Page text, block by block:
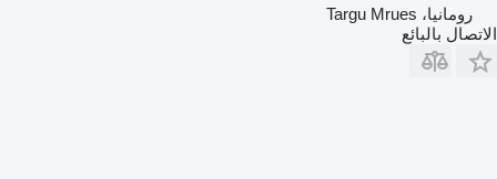
رومانيا، Targu Mrues
الاتصال بالبائع